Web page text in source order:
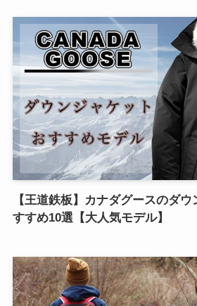
【王道鉄板】カナダグースのダ
すすめ10選【大人気モデル】